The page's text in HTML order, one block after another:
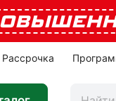
Рассрочка